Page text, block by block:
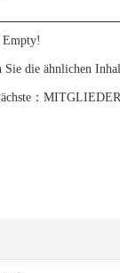
Sie die ähnlichen
：